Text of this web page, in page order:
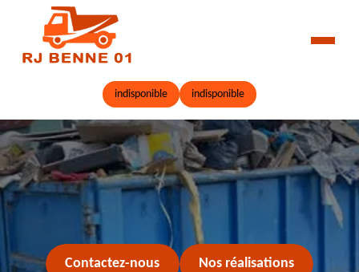
indisponible indisponible
Contactez-nous Nos réalisations